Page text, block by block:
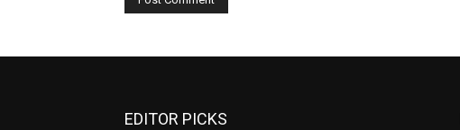
EDITOR PICKS